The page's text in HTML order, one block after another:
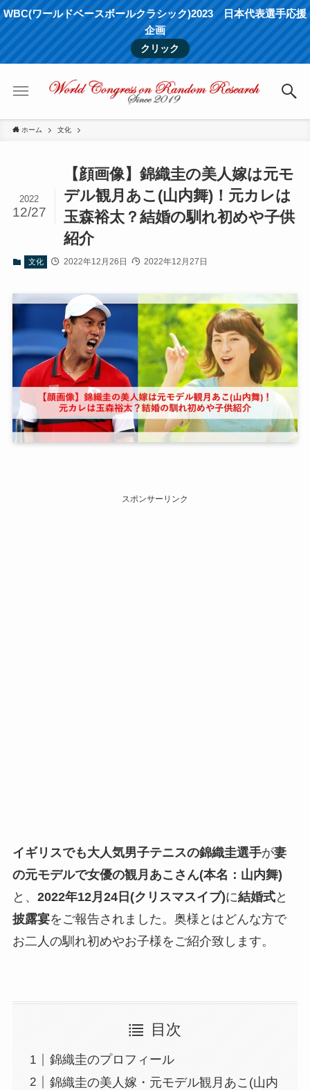
WBC(ワールドベースボールクラシック)2023 日本代表選手応援
企画
クリック
ホーム 文化
【顔画像】錦織圭の美人嫁は元モ
デル観月あこ(山内舞)！元カレは
玉森裕太？結婚の馴れ初めや子供
紹介
2022
12/27
文化 2022年12月26日 2022年12月27日
スポンサーリンク
イギリスでも大人気男子テニスの錦織圭選手が妻
の元モデルで女優の観月あこさん(本名：山内舞)
と、 2022年12月24日(クリスマスイブ)に結婚式と
披露宴をご報告されました。奥様とはどんな方で
お二人の馴れ初めやお子様をご紹介致します。
目次
錦織圭のプロフィール
錦織圭の美人嫁・元モデル観月あこ(山内